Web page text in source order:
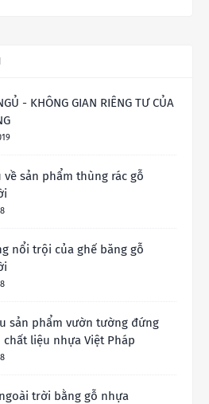
- KHÔNG GIAN RIÊNG TƯ CỦA
về sản phẩm thùng rác gỗ
nổi trội của ghế băng gỗ
sản phẩm vườn tường đứng
liệu nhựa Việt Pháp
trời bằng gỗ nhựa